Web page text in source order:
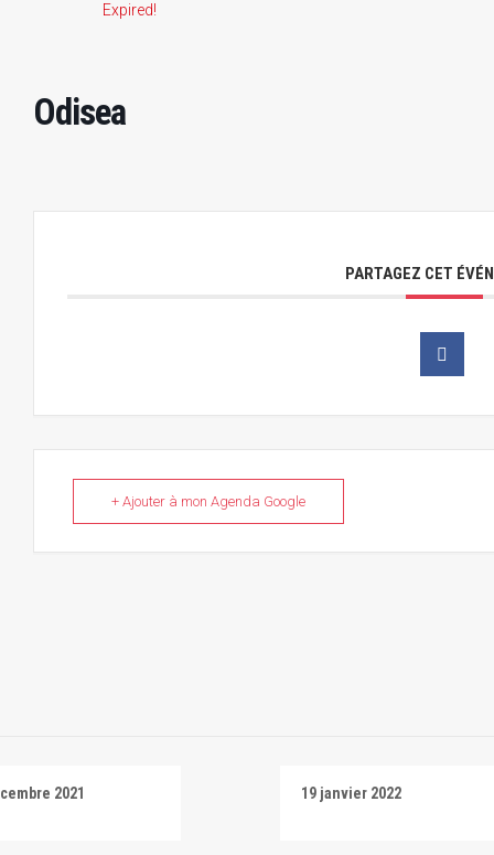
Expired!
Odisea
PARTAGEZ CET
+ Ajouter à mon Agenda Google
2021 19 janvier 2022